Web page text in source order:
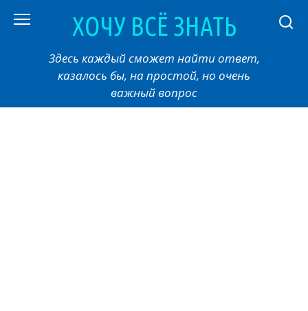
ХОЧУ ВСЁ ЗНАТЬ
Здесь каждый сможет найти ответ,
казалось бы, на простой, но очень
важный вопрос